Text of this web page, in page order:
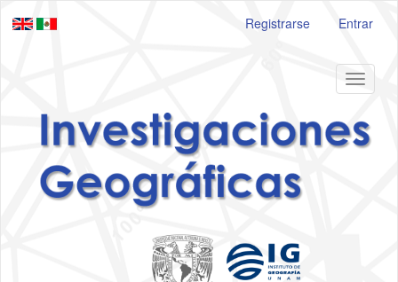
principal
Registrarse Entrar
Toggle